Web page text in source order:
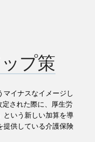
プ策
イナスなイメージし
された際に、厚生労
という新しい加算を導
提供している介護保険